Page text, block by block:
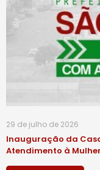
29 de julho de 2026
Inauguração da
Atendimento à